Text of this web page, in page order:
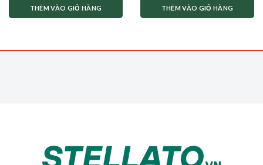
THÊM VÀO GIỎ HÀNG THÊM VÀO GIỎ HÀNG